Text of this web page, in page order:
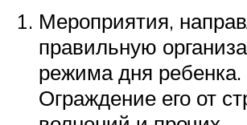
Мероприятия,
правильную
режима дня ребенка.
Ограждение его от